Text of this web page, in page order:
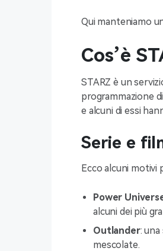
Qui manteniamo
Cos’è
STARZ è un
programmazione
e alcuni di essi
Serie e
Ecco alcuni motivi
Power
alcuni dei più
Outlander:
mescolate.